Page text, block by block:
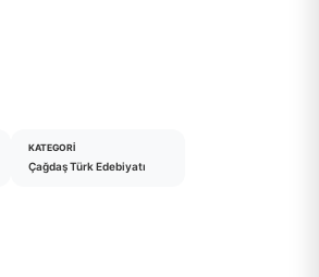
KATEGORI
Çağdaş Türk Edebiyatı